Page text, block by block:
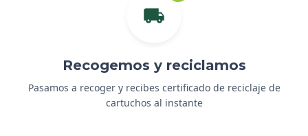
Recogemos y reciclamos
Pasamos a recoger y recibes certificado de reciclaje de
cartuchos al instante